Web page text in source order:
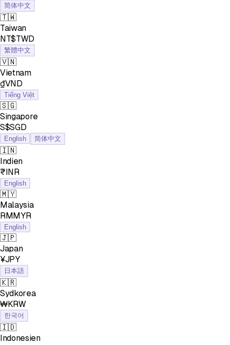
简体中文
🇹🇼
Taiwan
NT$TWD
繁體中文
🇻🇳
Vietnam
₫VND
Tiếng Việt
🇸🇬
Singapore
S$SGD
English 简体中文
🇮🇳
Indien
₹INR
English
🇲🇾
Malaysia
RMMYR
English
🇯🇵
Japan
¥JPY
日本語
🇰🇷
Sydkorea
₩KRW
한국어
🇮🇩
Indonesien